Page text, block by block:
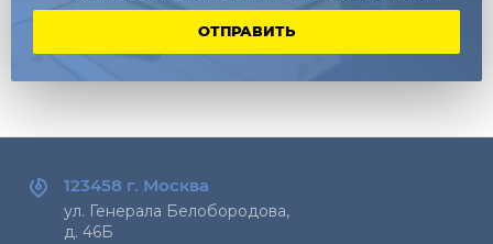
ОТПРАВИТЬ
123458 г. Москва
ул. Генерала Белобородова,
д. 46Б